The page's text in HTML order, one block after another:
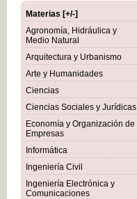
Materias [+/-]
Agronomía, Hidráulica y
Medio Natural
Arquitectura y Urbanismo
Arte y Humanidades
Ciencias
Ciencias Sociales y Jurídicas
Economía y Organización de
Empresas
Informática
Ingeniería Civil
Ingeniería Electrónica y
Comunicaciones